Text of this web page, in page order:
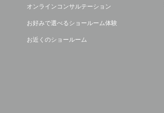
オンラインコンサルテーション
お好みで選べるショールーム体験
お近くのショールーム